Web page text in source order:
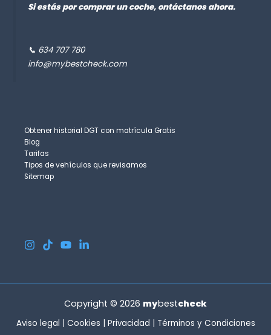
Si estás por comprar un coche, ontáctanos ahora.
📞 634 707 780
info@mybestcheck.com
Obtener historial DGT con matrícula Gratis
Blog
Tarifas
Tipos de vehículos que revisamos
Sitemap
Copyright © 2026 mybestcheck
Aviso legal | Cookies | Privacidad | Términos y Condiciones